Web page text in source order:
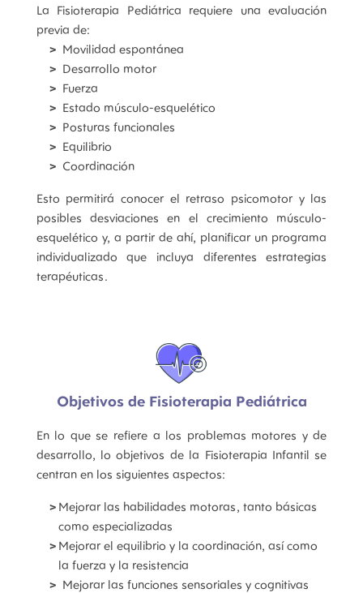
La Fisioterapia Pediátrica requiere una evaluación
previa de:
Movilidad espontánea
Desarrollo motor
Fuerza
Estado músculo-esquelético
Posturas funcionales
Equilibrio
Coordinación
Esto permitirá conocer el retraso psicomotor y las
posibles desviaciones en el crecimiento músculo-
esquelético y, a partir de ahí, planificar un programa
individualizado que incluya diferentes estrategias
terapéuticas.
Objetivos de Fisioterapia Pediátrica
En lo que se refiere a los problemas motores y de
desarrollo, lo objetivos de la Fisioterapia Infantil se
centran en los siguientes aspectos:
Mejorar las habilidades motoras, tanto básicas
como especializadas
Mejorar el equilibrio y la coordinación, así como
la fuerza y la resistencia
Mejorar las funciones sensoriales y cognitivas